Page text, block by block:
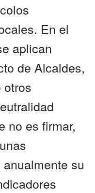
En el
aplican
de Alcaldes,
otros
no es firmar,
su